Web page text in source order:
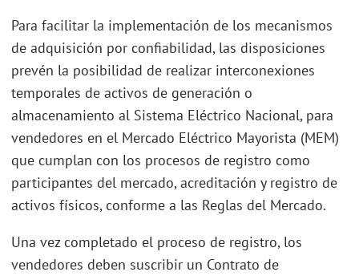
Para facilitar la implementación de los mecanismos
de adquisición por confiabilidad, las disposiciones
prevén la posibilidad de realizar interconexiones
temporales de activos de generación o
almacenamiento al Sistema Eléctrico Nacional, para
vendedores en el Mercado Eléctrico Mayorista (MEM)
que cumplan con los procesos de registro como
participantes del mercado, acreditación y registro de
activos físicos, conforme a las Reglas del Mercado.
Una vez completado el proceso de registro, los
vendedores deben suscribir un Contrato de